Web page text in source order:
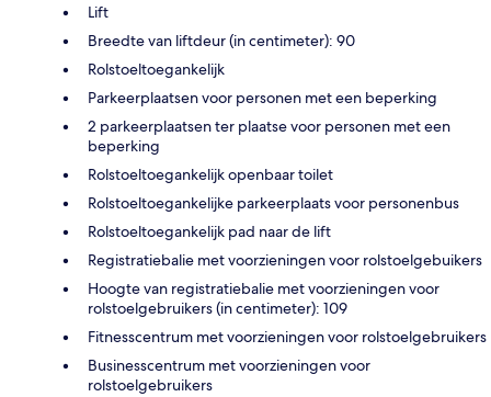
Lift
Breedte van liftdeur (in centimeter): 90
Rolstoeltoegankelijk
Parkeerplaatsen voor personen met een beperking
2 parkeerplaatsen ter plaatse voor personen met een
beperking
Rolstoeltoegankelijk openbaar toilet
Rolstoeltoegankelijke parkeerplaats voor personenbus
Rolstoeltoegankelijk pad naar de lift
Registratiebalie met voorzieningen voor rolstoelgebuikers
Hoogte van registratiebalie met voorzieningen voor
rolstoelgebruikers (in centimeter): 109
Fitnesscentrum met voorzieningen voor rolstoelgebruikers
Businesscentrum met voorzieningen voor
rolstoelgebruikers